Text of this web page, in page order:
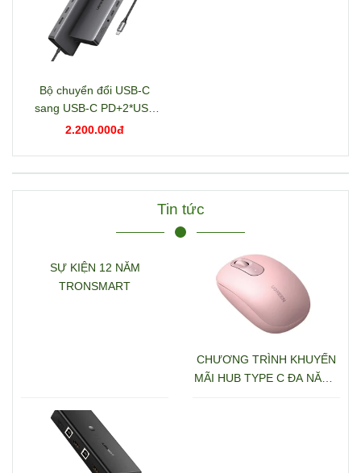
Bộ chuyển đổi USB-C
sang USB-C PD+2*USB
3.2+USB-C 3.2+2*USB
D/TF+3.5mm hỗ trợ 4K
Ugreen 15978 CM681
2.200.000đ
Tin tức
SỰ KIỆN 12 NĂM
TRONSMART
CHƯƠNG TRÌNH KHUYẾN
MÃI HUB TYPE C ĐA NĂNG